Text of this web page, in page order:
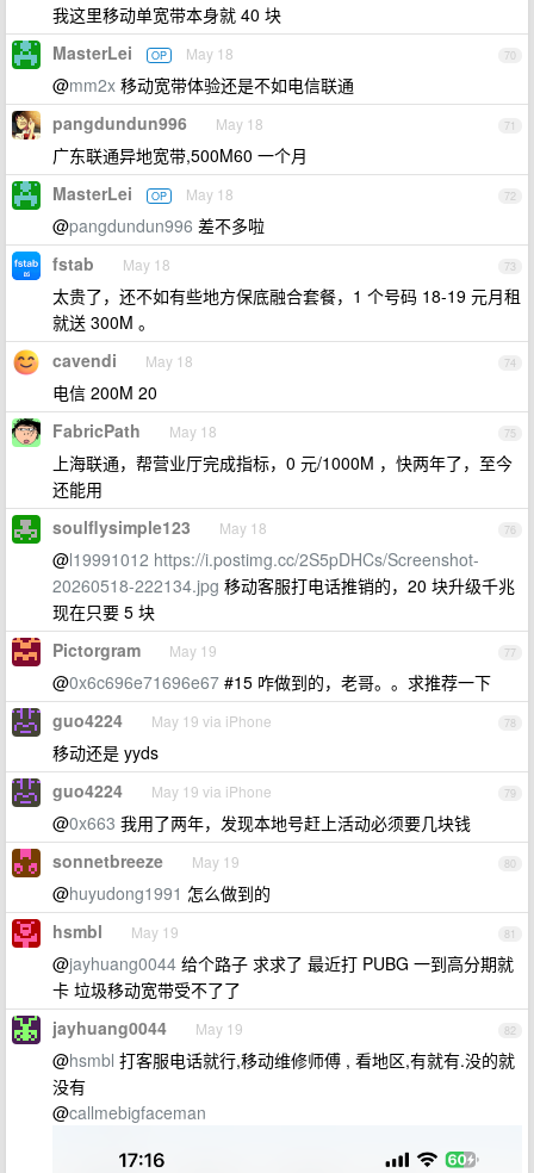
我这里移动单宽带本身就 40 块
70
MasterLei OP May 18
@mm2x 移动宽带体验还是不如电信联通
71
pangdundun996 May 18
广东联通异地宽带,500M60 一个月
72
MasterLei OP May 18
@pangdundun996 差不多啦
73
fstab May 18
太贵了，还不如有些地方保底融合套餐，1 个号码 18-19 元月租
就送 300M 。
74
cavendi May 18
电信 200M 20
75
FabricPath May 18
上海联通，帮营业厅完成指标，0 元/1000M ，快两年了，至今
还能用
76
soulflysimple123 May 18
@l19991012 https://i.postimg.cc/2S5pDHCs/Screenshot-
20260518-222134.jpg 移动客服打电话推销的，20 块升级千兆
现在只要 5 块
77
Pictorgram May 19
@0x6c696e71696e67 #15 咋做到的，老哥。。求推荐一下
78
guo4224 May 19 via iPhone
移动还是 yyds
79
guo4224 May 19 via iPhone
@0x663 我用了两年，发现本地号赶上活动必须要几块钱
80
sonnetbreeze May 19
@huyudong1991 怎么做到的
81
hsmbl May 19
@jayhuang0044 给个路子 求求了 最近打 PUBG 一到高分期就
卡 垃圾移动宽带受不了了
82
jayhuang0044 May 19
@hsmbl 打客服电话就行,移动维修师傅 , 看地区,有就有.没的就
没有
@callmebigfaceman